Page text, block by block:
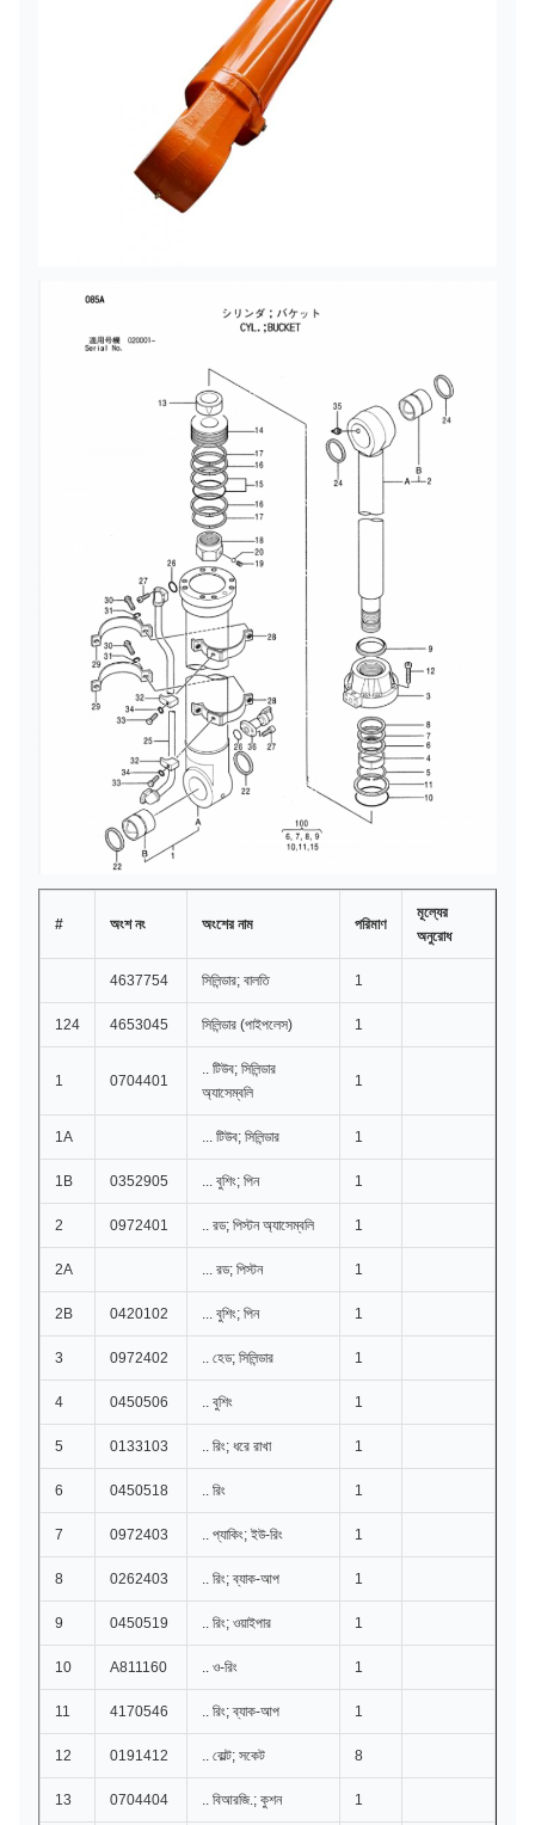
# অংশ নং অংশের নাম পরিমাণ
মূল্যের
অনুরোধ
4637754 সিলিন্ডার; বালতি 1
124 4653045 সিলিন্ডার (পাইপলেস) 1
1 0704401
.. টিউব; সিলিন্ডার
অ্যাসেম্বলি
1
1A ... টিউব; সিলিন্ডার 1
1B 0352905 ... বুশিং; পিন 1
2 0972401 .. রড; পিস্টন অ্যাসেম্বলি 1
2A ... রড; পিস্টন 1
2B 0420102 ... বুশিং; পিন 1
3 0972402 .. হেড; সিলিন্ডার 1
4 0450506 .. বুশিং 1
5 0133103 .. রিং; ধরে রাখা 1
6 0450518 .. রিং 1
7 0972403 .. প্যাকিং; ইউ-রিং 1
8 0262403 .. রিং; ব্যাক-আপ 1
9 0450519 .. রিং; ওয়াইপার 1
10 A811160 .. ও-রিং 1
11 4170546 .. রিং; ব্যাক-আপ 1
12 0191412 .. বোল্ট; সকেট 8
13 0704404 .. বিআরজি.; কুশন 1